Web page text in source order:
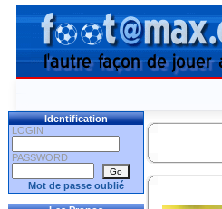
Identification
LOGIN
PASSWORD
Mot de passe oublié